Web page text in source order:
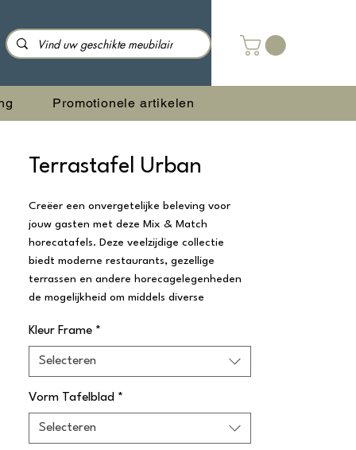
Promotionele artikelen
Terrastafel Urban
Creëer een onvergetelijke beleving voor
jouw gasten met deze Mix & Match
horecatafels. Deze veelzijdige collectie
biedt moderne restaurants, gezellige
terrassen en andere horecagelegenheden
de mogelijkheid om middels diverse
gepersonaliseerde ambiance te creëren.
Kleur Frame *
Selecteren
Vorm Tafelblad *
Selecteren